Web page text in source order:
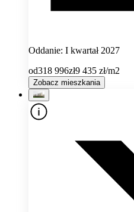
Oddanie: I kwartał 2027
od318 996zł9 435 zł/m2
Zobacz mieszkania